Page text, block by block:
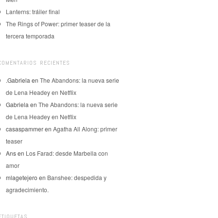
Lanterns: tráiler final
The Rings of Power: primer teaser de la
tercera temporada
RECIENTES
.Gabriela en The Abandons: la nueva serie
de Lena Headey en Netflix
Gabriela en The Abandons: la nueva serie
de Lena Headey en Netflix
casaspammeren Agatha All Along: primer
teaser
Ansen Los Farad: desde Marbella con
amor
mlagetejero en Banshee: despedida y
agradecimiento.